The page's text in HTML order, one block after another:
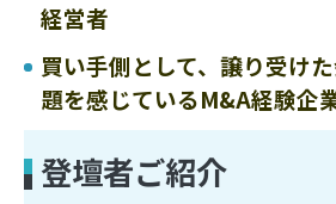
経営者
買い手側として、譲り受け
題を感じているM&A経験企
登壇者ご紹介